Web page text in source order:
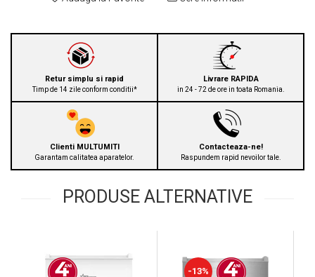
Retur simplu si rapid
Timp de 14 zile conform conditii*
Livrare RAPIDA
in 24 - 72 de ore in toata Romania.
Clienti MULTUMITI
Garantam calitatea aparatelor.
Contacteaza-ne!
Raspundem rapid nevoilor tale.
PRODUSE ALTERNATIVE
-13%